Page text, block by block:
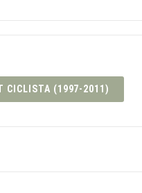
CICLISTA (1997-2011)